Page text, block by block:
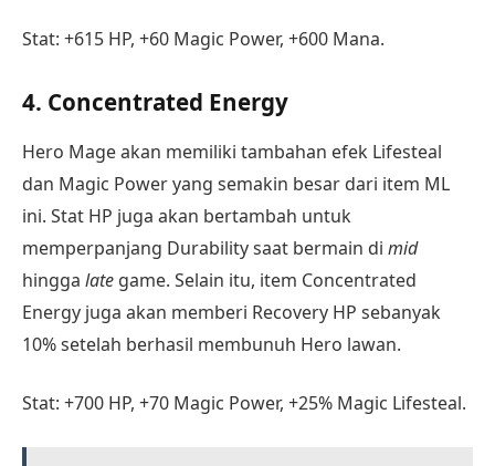
Stat: +615 HP, +60 Magic Power, +600 Mana.
4. Concentrated Energy
Hero Mage akan memiliki tambahan efek Lifesteal
dan Magic Power yang semakin besar dari item ML
ini. Stat HP juga akan bertambah untuk
memperpanjang Durability saat bermain di mid
hingga late game. Selain itu, item Concentrated
Energy juga akan memberi Recovery HP sebanyak
10% setelah berhasil membunuh Hero lawan.
Stat: +700 HP, +70 Magic Power, +25% Magic Lifesteal.